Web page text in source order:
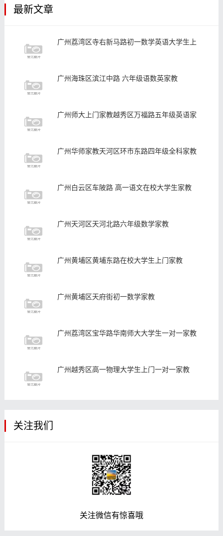
最新文章
广州荔湾区寺右新马路初一数学英语大学生上
广州海珠区滨江中路 六年级语数英家教
广州师大上门家教越秀区万福路五年级英语家
广州华师家教天河区环市东路四年级全科家教
广州白云区车陂路 高一语文在校大学生家教
广州天河区天河北路六年级数学家教
广州黄埔区黄埔东路在校大学生上门家教
广州黄埔区天府街初一数学家教
广州荔湾区宝华路华南师大大学生一对一家教
广州越秀区高一物理大学生上门一对一家教
关注我们
关注微信有惊喜哦